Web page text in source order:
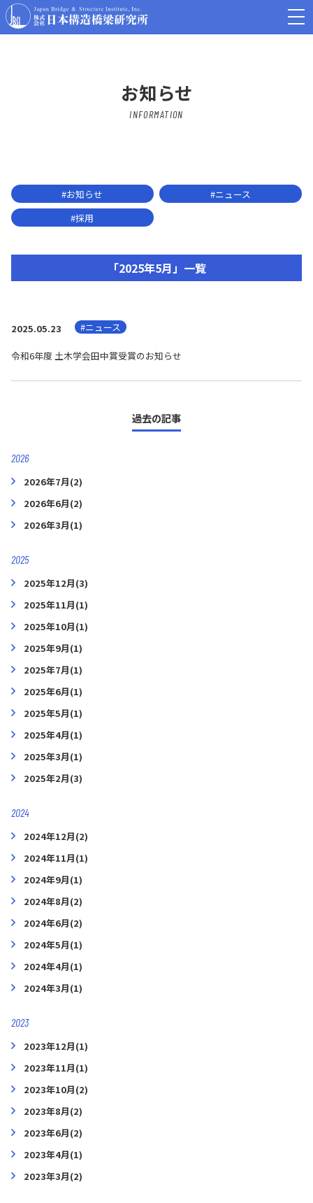
お知らせ
INFORMATION
#お知らせ
#ニュース
#採用
「2025年5月」一覧
2025.05.23 #ニュース
令和6年度 土木学会田中賞受賞のお知らせ
過去の記事
2026
2026年7月(2)
2026年6月(2)
2026年3月(1)
2025
2025年12月(3)
2025年11月(1)
2025年10月(1)
2025年9月(1)
2025年7月(1)
2025年6月(1)
2025年5月(1)
2025年4月(1)
2025年3月(1)
2025年2月(3)
2024
2024年12月(2)
2024年11月(1)
2024年9月(1)
2024年8月(2)
2024年6月(2)
2024年5月(1)
2024年4月(1)
2024年3月(1)
2023
2023年12月(1)
2023年11月(1)
2023年10月(2)
2023年8月(2)
2023年6月(2)
2023年4月(1)
2023年3月(2)